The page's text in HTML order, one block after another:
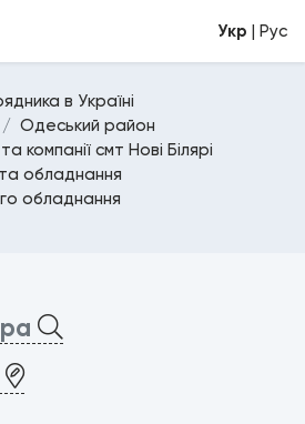
Укр | Рус
в Україні
Одеський район
компанії смт Нові Білярі
обладнання
обладнання